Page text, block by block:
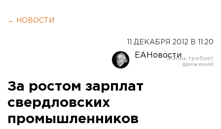
← НОВОСТИ
11 ДЕКАБРЯ 2012 В 11:20
ЕАНовости
За ростом зарплат
свердловских
промышленников